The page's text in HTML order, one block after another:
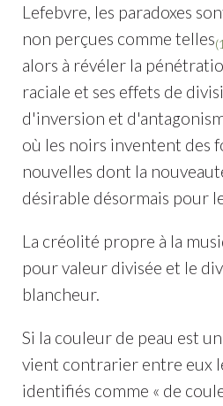
Lefebvre, les paradoxes
non perçues comme telles
alors à révéler la
raciale et ses effets de
d'inversion et
où les noirs inventent des
nouvelles dont la
désirable désormais pour
La créolité propre à la
pour valeur divisée et le
blancheur.
Si la couleur de peau est
vient contrarier entre eux
identifiés comme « de